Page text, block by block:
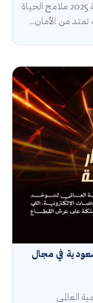
يرصد تقرير قابلية العيش في مدن السعودية 2025 ملامح الحياة
تمتد من الأمان...
سعودية في مجال
العالمي